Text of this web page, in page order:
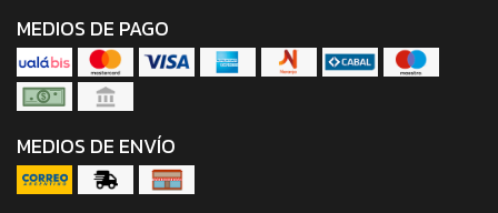
MEDIOS DE PAGO
MEDIOS DE ENVÍO